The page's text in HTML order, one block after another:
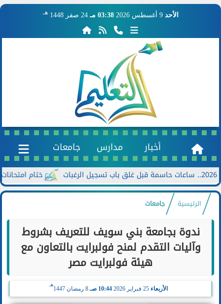
الأحد 9 أغسطس 2026 03:38 مـ 24 صفر 1448 هـ
أخبار مدارس جامعات
ختام امتحانات الدور الثاني
الرئيسية جامعات
ندوة بجامعة بني سويف للتعريف بشروط
وآليات التقدم لمنح فولبرايت بالتعاون مع
هيئة فولبرايت مصر
الأربعاء 10:44 صـ 8 رمضان 1447
هـ